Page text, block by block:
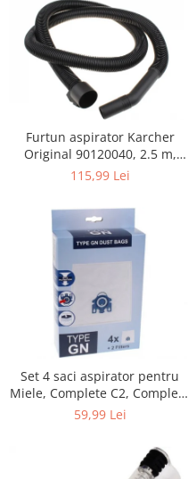
Sporturi de interior
TV, Audio & Foto
Aparate Foto & Accesorii
Audio HI-FI & Profesionale
Camere video si sport
Drone si Accesorii
Home Cinema & Audio
Playere, Boxe & Casti
Televizoare & accesorii
Ambalaje cadouri
Cadouri
Curatenie si intretinere
Furtun aspirator Karcher
Original 90120040, 2.5 m,
negru
115,99 Lei
Set 4 saci aspirator pentru
Miele, Complete C2, Complete
C3, Classic C1, S8, S5, S2,
59,99 Lei